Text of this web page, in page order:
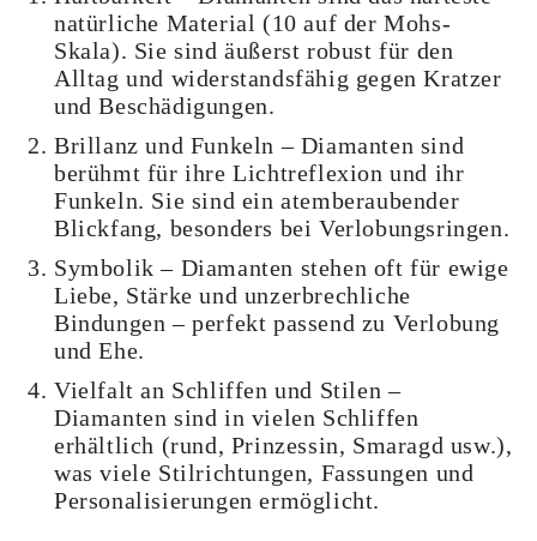
natürliche Material (10 auf der Mohs-
Skala). Sie sind äußerst robust für den
Alltag und widerstandsfähig gegen Kratzer
und Beschädigungen.
Brillanz und Funkeln – Diamanten sind
berühmt für ihre Lichtreflexion und ihr
Funkeln. Sie sind ein atemberaubender
Blickfang, besonders bei Verlobungsringen.
Symbolik – Diamanten stehen oft für ewige
Liebe, Stärke und unzerbrechliche
Bindungen – perfekt passend zu Verlobung
und Ehe.
Vielfalt an Schliffen und Stilen –
Diamanten sind in vielen Schliffen
erhältlich (rund, Prinzessin, Smaragd usw.),
was viele Stilrichtungen, Fassungen und
Personalisierungen ermöglicht.